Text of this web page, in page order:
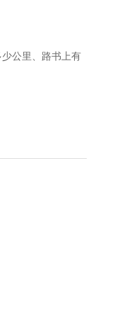
公里、路书上有